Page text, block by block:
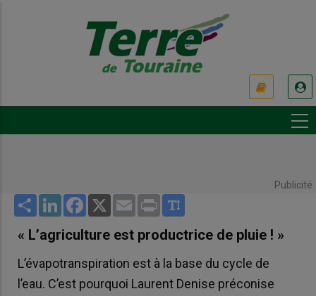
Publicité
Share LinkedInFacebook
X Email Print
« L’agriculture est productrice de pluie ! »
L’évapotranspiration est à la base du cycle de
l’eau. C’est pourquoi Laurent Denise préconise